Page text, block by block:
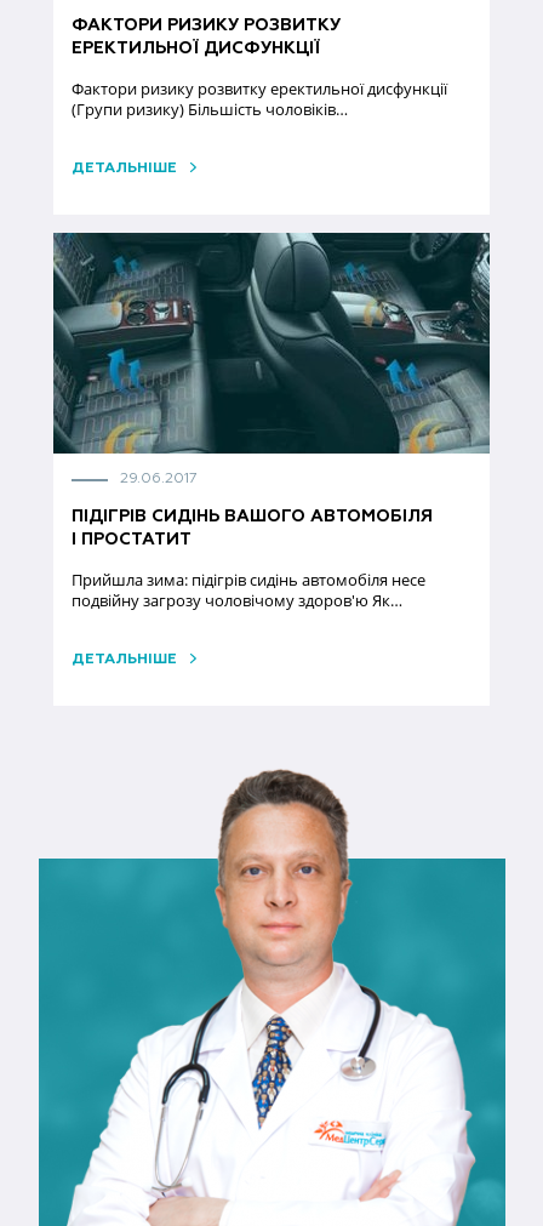
ФАКТОРИ РИЗИКУ РОЗВИТКУ
ЕРЕКТИЛЬНОЇ ДИСФУНКЦІЇ
Фактори ризику розвитку еректильної дисфункції
(Групи ризику) Більшість чоловіків…
ДЕТАЛЬНІШЕ
29.06.2017
ПІДІГРІВ СИДІНЬ ВАШОГО АВТОМОБІЛЯ
І ПРОСТАТИТ
Прийшла зима: підігрів сидінь автомобіля несе
подвійну загрозу чоловічому здоров'ю Як…
ДЕТАЛЬНІШЕ